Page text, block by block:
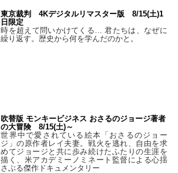
東京裁判 4Kデジタルリマスター版 8/15(土)1
日限定
時を超えて問いかけてくる… 君たちは、なぜに
繰り返す。歴史から何を学んだのかと。
吹替版 モンキービジネス おさるのジョージ著者
の大冒険 8/15(土)～
世界中で愛されている絵本「おさるのジョー
ジ」の原作者レイ夫妻。戦火を逃れ、自由を求
めてジョージと共に歩み続けたふたりの生涯を
描く、米アカデミーノミネート監督による心揺
さぶる傑作ドキュメンタリー